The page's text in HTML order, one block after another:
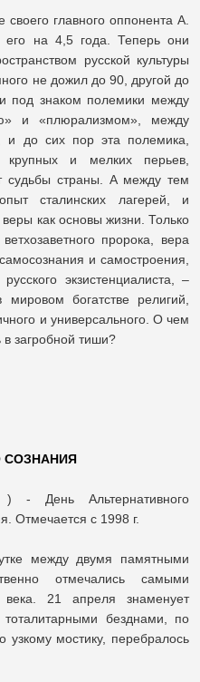
главного оппонента А.
на 4,5 года. Теперь они
русской культуры
не дожил до 90, другой до
под знаком полемики между
и «плюрализмом», между
и до сих пор эта полемика,
крупных и мелких перьев,
судьбы страны. А между тем
сталинских лагерей, и
как основы жизни. Только
пророка, вера
и самостроения,
экзистенциалиста, –
богатстве религий,
и универсального. О чем
в загробной тиши?
СОЗНАНИЯ
- День Альтернативного
Отмечается с 1998 г.
между двумя памятными
отмечались самыми
21 апреля знаменует
безднами, по
узкому мостику, перебралось